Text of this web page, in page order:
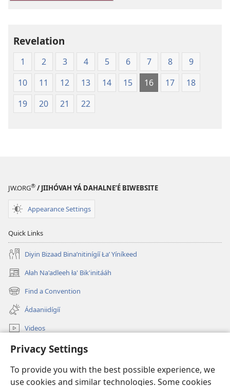
Privacy Settings
To provide you with the best possible experience, we
use cookies and similar technologies. Some cookies
Revelation
1 2 3 4 5 6 7 8
9
10
11 12 13 14 15 16 17
18
19
20 21 22
JW.ORG® / JIIHÓVAH YÁ DAHALNEʼÉ BIWEBSITE
Appearance Settings
Quick Links
Diyin Bizaad Binaʼnitinígíí Łaʼ Yíníkeed
Ałah Na'adleeh ła' Bik'initááh
(opens
new
window)
Find a Convention
(opens
new
window)
Ádaaniidígíí
Videos
JW.ORG Bíkanítá
Donations
(opens